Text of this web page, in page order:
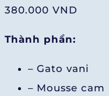
380.000 VND
Thành phần:
– Gato vani
– Mousse cam